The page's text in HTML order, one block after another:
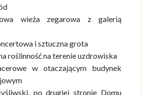
wieża zegarowa z galerią
i sztuczna grota
roślinność na terenie uzdrowiska
w otaczającym budynek
po drugiej stronie Domu